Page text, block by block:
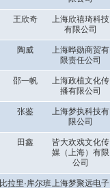
王欣奇
上海欣禧琦科技
有限公司
陶威
上海晔勋商贸有
限责任公司
邵一帆
上海政植文化传
播有限公司
张鉴
上海梦执科技有
限公司
田鑫
皆大欢戏文化传
媒（上海）有限
公司
比拉里·库尔班上海梦聚远电子